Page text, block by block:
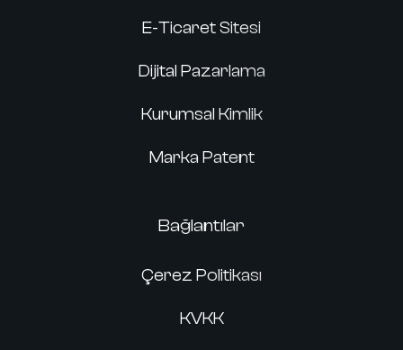
E-Ticaret Sitesi
Dijital Pazarlama
Kurumsal Kimlik
Marka Patent
Bağlantılar
Çerez Politikası
KVKK